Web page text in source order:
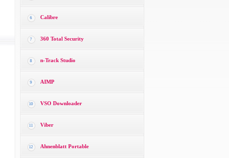
6 Calibre
7 360 Total Security
8 n-Track Studio
9 AIMP
10 VSO Downloader
11 Viber
12 Ahnenblatt Portable